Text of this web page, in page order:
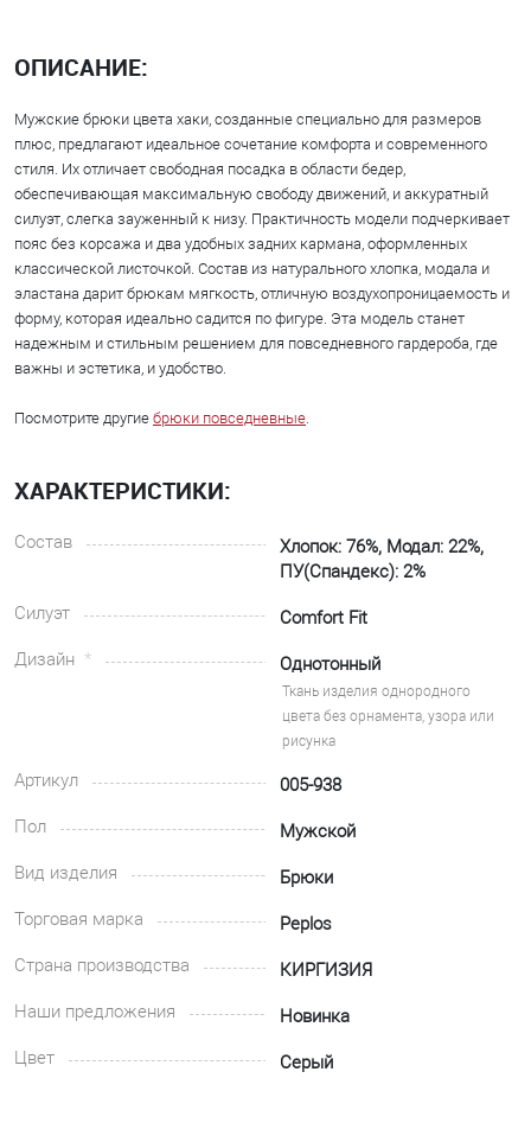
ОПИСАНИЕ:
Мужские брюки цвета хаки, созданные специально для размеров
плюс, предлагают идеальное сочетание комфорта и современного
стиля. Их отличает свободная посадка в области бедер,
обеспечивающая максимальную свободу движений, и аккуратный
силуэт, слегка зауженный к низу. Практичность модели подчеркивает
пояс без корсажа и два удобных задних кармана, оформленных
классической листочкой. Состав из натурального хлопка, модала и
эластана дарит брюкам мягкость, отличную воздухопроницаемость и
форму, которая идеально садится по фигуре. Эта модель станет
надежным и стильным решением для повседневного гардероба, где
важны и эстетика, и удобство.
Посмотрите другие брюки повседневные.
ХАРАКТЕРИСТИКИ:
Состав
Хлопок: 76%, Модал: 22%,
ПУ(Спандекс): 2%
Силуэт
Comfort Fit
Дизайн
Однотонный
Ткань изделия однородного
цвета без орнамента, узора или
рисунка
Артикул
005-938
Пол
Мужской
Вид изделия
Брюки
Торговая марка
Peplos
Страна производства
КИРГИЗИЯ
Наши предложения
Новинка
Цвет
Серый